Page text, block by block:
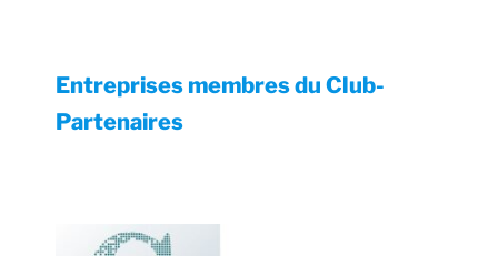
Entreprises membres du Club-
Partenaires